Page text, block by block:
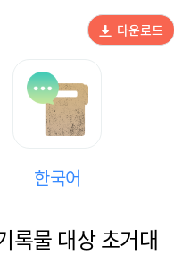
한국어
록물 대상 초거대
다운로드